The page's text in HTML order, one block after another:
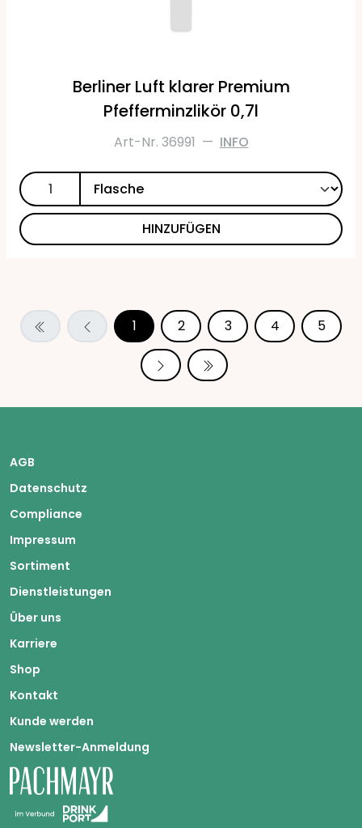
Berliner Luft klarer Premium
Pfefferminzlikör 0,7l
Art-Nr. 36991 — INFO
HINZUFÜGEN
1 2 3 4 5
AGB
Datenschutz
Compliance
Impressum
Sortiment
Dienstleistungen
Über uns
Karriere
Shop
Kontakt
Kunde werden
Newsletter-Anmeldung